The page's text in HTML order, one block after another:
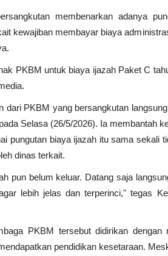
membenarkan adanya
kewajiban membayar biaya
PKBM untuk biaya ijazah Paket C
dari PKBM yang bersangkutan
Selasa (26/5/2026). Ia membantah
pungutan biaya ijazah itu sama sekali
dinas terkait.
pun belum keluar. Datang saja
lebih jelas dan terperinci," tegas
PKBM tersebut didirikan
pendidikan kesetaraan.